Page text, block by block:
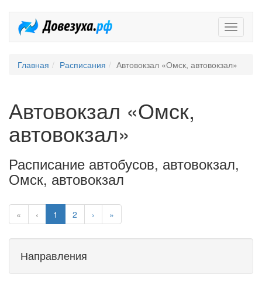
Главная Расписания Автовокзал «Омск, автовокзал»
Автовокзал «Омск,
автовокзал»
Расписание автобусов, автовокзал,
Омск, автовокзал
« ‹ 1 2 › »
Направления